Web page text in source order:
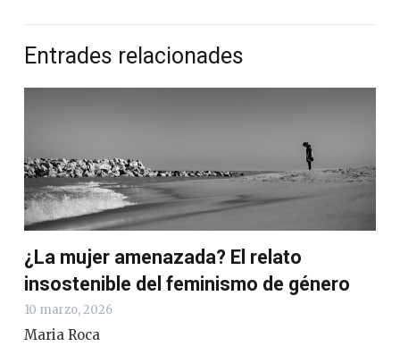
Entrades relacionades
¿La mujer amenazada? El relato
insostenible del feminismo de género
10 marzo, 2026
Maria Roca